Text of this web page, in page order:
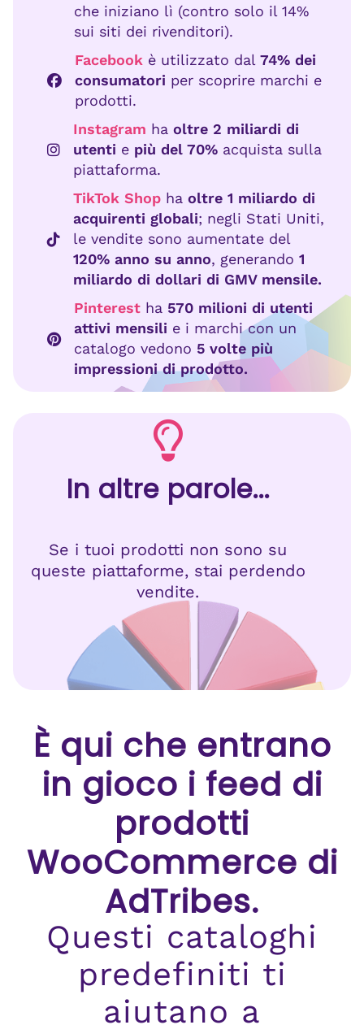
che iniziano lì (contro solo il 14%
sui siti dei rivenditori).
Facebook è utilizzato dal 74% dei
consumatori per scoprire marchi e
prodotti.
Instagram ha oltre 2 miliardi di
utenti e più del 70% acquista sulla
piattaforma.
TikTok Shop ha oltre 1 miliardo di
acquirenti globali; negli Stati Uniti,
le vendite sono aumentate del
120% anno su anno, generando 1
miliardo di dollari di GMV mensile.
Pinterest ha 570 milioni di utenti
attivi mensili e i marchi con un
catalogo vedono 5 volte più
impressioni di prodotto.
In altre parole...
Se i tuoi prodotti non sono su
queste piattaforme, stai perdendo
vendite.
È qui che entrano
in gioco i feed di
prodotti
WooCommerce di
AdTribes.
Questi cataloghi
predefiniti ti
aiutano a